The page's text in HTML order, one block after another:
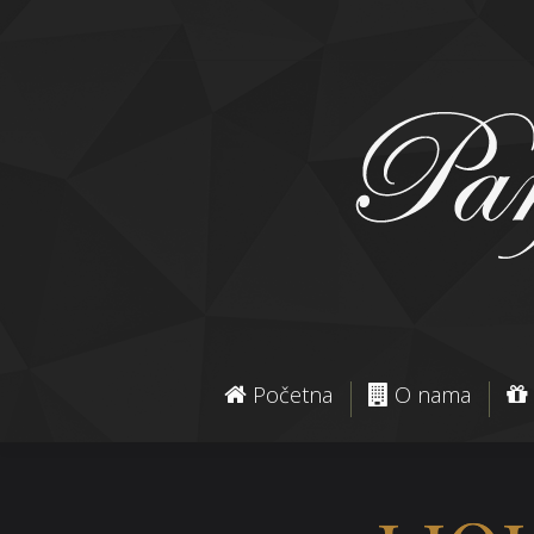
Početna O nama